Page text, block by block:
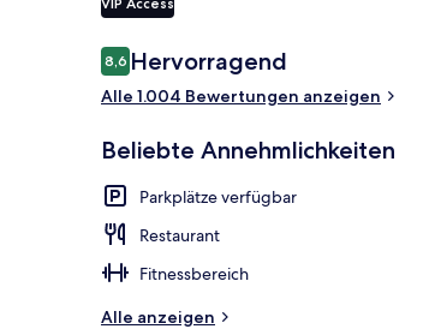
Bewertungen
8,68,6 von 10.
Hervorragend
Alle 1.004 Bewertungen anzeigen
Beliebte Annehmlichkeiten
Parkplätze verfügbar
Restaurant
Fitnessbereich
Alle anzeigen